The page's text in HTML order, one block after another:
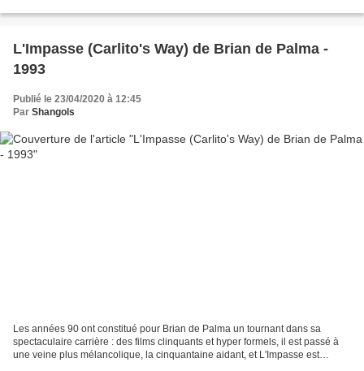
L'Impasse (Carlito's Way) de Brian de Palma -
1993
Publié le 23/04/2020 à 12:45
Par Shangols
Les années 90 ont constitué pour Brian de Palma un tournant dans sa
spectaculaire carrière : des films clinquants et hyper formels, il est passé à
une veine plus mélancolique, la cinquantaine aidant, et L'Impasse est